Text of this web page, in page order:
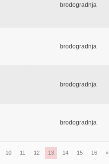
brodogradnja
brodogradnja
brodogradnja
brodogradnja
10 11 12 13 14 15 16 »